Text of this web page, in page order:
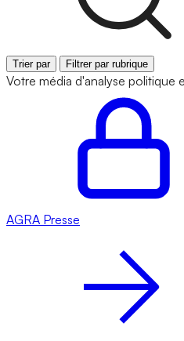
Trier par Filtrer par rubrique
Votre média d'analyse politique
AGRA Presse